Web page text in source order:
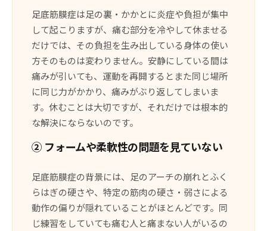
足底筋膜症は足の裏・かかとに炎症や負担が集中
して起こりますが、痛む部分を冷やして休ませる
だけでは、その負担を生み出している身体の使い
方そのものは変わりません。安静にしている間は
痛みが引いても、運動を再開するとまた同じ場所
に同じ力がかかり、痛みがぶり返してしまいま
す。休むことは大切ですが、それだけでは根本的
な解決にならないのです。
② フォームや柔軟性の問題を見ていない
足底筋膜症の背景には、足のアーチの崩れとふく
らはぎの硬さや、特定の筋肉の硬さ・弱さによる
動作の偏りが隠れていることがほとんどです。同
じ練習をしていても痛む人と痛まない人がいるの